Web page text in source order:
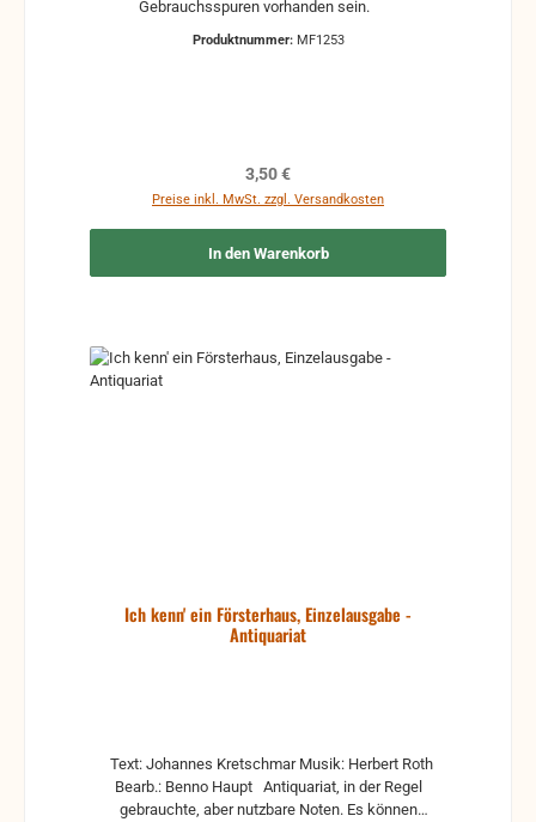
Produktnummer: MF1253
Regulärer Preis:
3,50 €
Preise inkl. MwSt. zzgl. Versandkosten
In den Warenkorb
Ich kenn' ein Försterhaus, Einzelausgabe -
Antiquariat
Bearb.: Benno Haupt Antiquariat, in der Regel
gebrauchte, aber nutzbare Noten. Es können